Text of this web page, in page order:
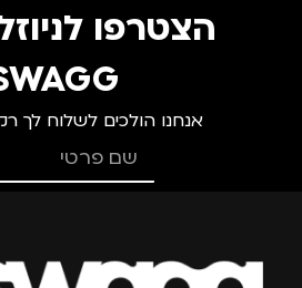
הצטרפו
אנחנו הולכים לשלוח לך